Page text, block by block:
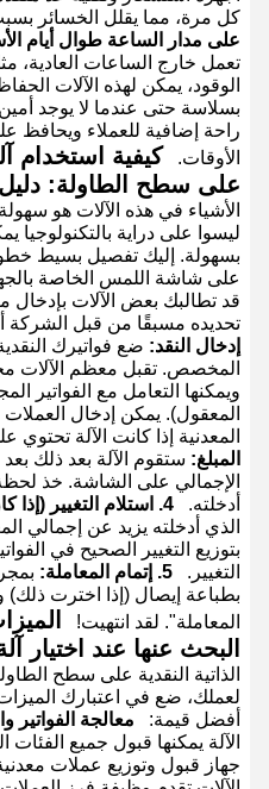
كل مرة، مما يقلل الخسائر
على مدار الساعة طوال أيام
تعمل خارج الساعات العادية،
الوقود، يمكن لهذه الآلات
بسلاسة حتى عندما لا يوجد
راحة إضافية للعملاء ويحافظ
الأوقات.
كيفية استخدام
على سطح الطاولة:
الأشياء في هذه الآلات هو
ليسوا على دراية بالتكنولوجيا
بسهولة. إليك تفصيل بسيط
على شاشة اللمس الخاصة
قد تطالبك بعض الآلات بإدخال
تحديده مسبقًا من قبل الشركة
إدخال النقد: ضع فواتيرك
المخصص. تقبل معظم الآلات
ويمكنها التعامل مع الفواتير
المعقول). يمكن إدخال
المعدنية إذا كانت الآلة تحتوي
المبلغ: ستقوم الآلة بعد ذلك
الإجمالي على الشاشة. خذ
أدخلته.
4. استلام التغيير (إذا كان ذلك ممكنًا):
الذي أدخلته يزيد عن إجمالي
بتوزيع التغيير الصحيح في
التغيير.
5. إتمام المعاملة:
بطباعة إيصال (إذا اخترت
المعاملة". لقد انتهيت!
البحث عنها عند اختيار
الذاتية النقدية على سطح
لعملك، ضع في اعتبارك
أفضل قيمة:
معالجة الفواتير
الآلة يمكنها قبول جميع
جهاز قبول وتوزيع عملات